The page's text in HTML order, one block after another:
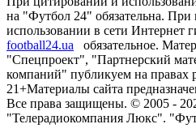
на "Футбол 24" обязательна. При
использовании в сети Интернет
football24.ua
обязательное.
"Спецпроект", "Партнерский
компаний" публикуем на правах
21+Материалы сайта
Все права защищены. © 2005 -
"Телерадиокомпания Люкс".